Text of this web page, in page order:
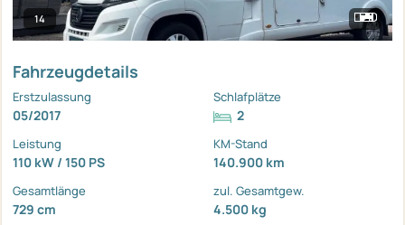
14
Fahrzeugdetails
Erstzulassung
05/2017
Schlafplätze
2
Leistung
110 kW / 150 PS
KM-Stand
140.900 km
Gesamtlänge
729 cm
zul. Gesamtgew.
4.500 kg